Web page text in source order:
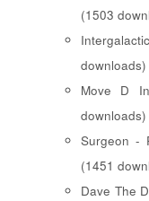
(1503
downloads)
Move D
downloads)
Surgeon -
(1451
Dave The